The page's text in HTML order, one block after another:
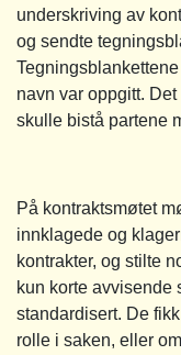
underskriving av
og sendte
navn var oppgitt.
skulle bistå partene
På kontraktsmøtet
innklagede og
kontrakter, og stilte
kun korte avvisende
standardisert. De
rolle i saken, eller